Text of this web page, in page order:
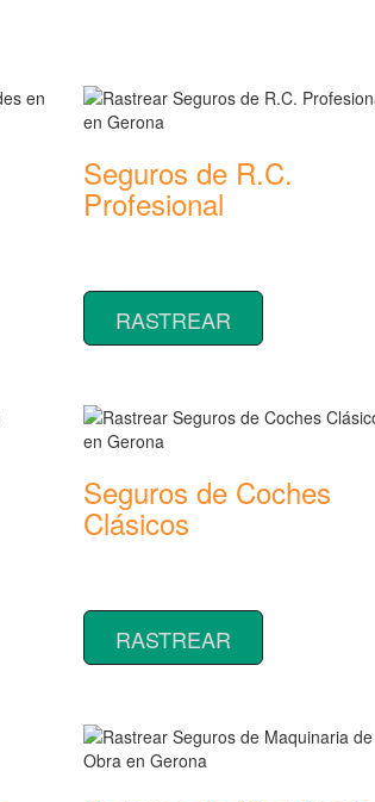
Seguros de R.C.
Profesional
RASTREAR
Seguros de Coches
Clásicos
RASTREAR